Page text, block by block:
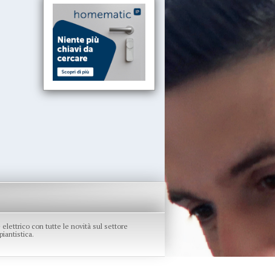
con tutte le novità sul settore